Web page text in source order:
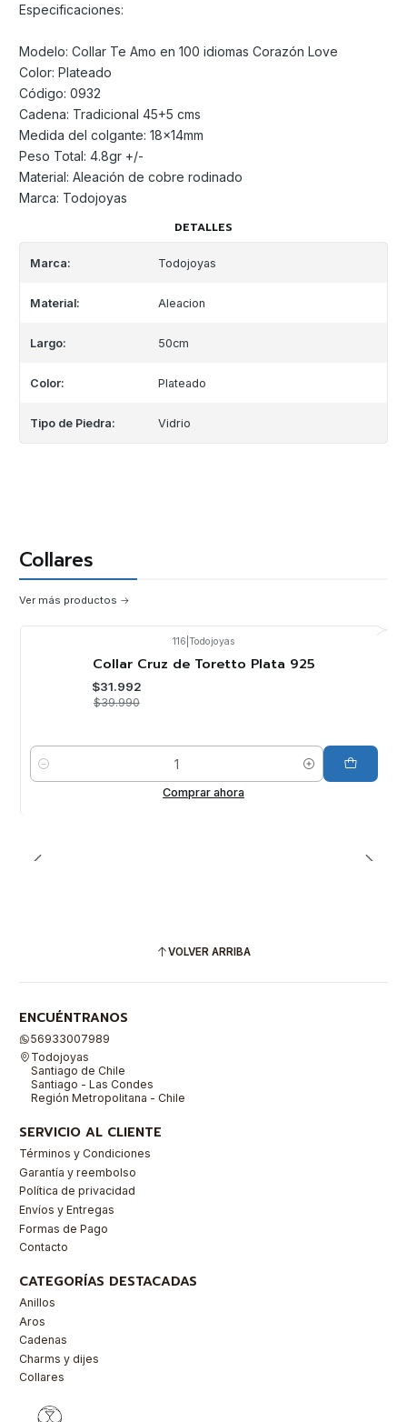
Especificaciones:
Modelo: Collar Te Amo en 100 idiomas Corazón Love
Color: Plateado
Código: 0932
Cadena: Tradicional 45+5 cms
Medida del colgante: 18x14mm
Peso Total: 4.8gr +/-
Material: Aleación de cobre rodinado
Marca: Todojoyas
DETALLES
Marca: Todojoyas
Material: Aleacion
Largo: 50cm
Color: Plateado
Tipo de Piedra: Vidrio
Collares
Ver más productos
116 Todojoyas
Collar Cruz de Toretto Plata 925
$31.992
$39.990
Cantidad
Comprar ahora
VOLVER ARRIBA
ENCUÉNTRANOS
56933007989
Todojoyas
Santiago de Chile
Santiago - Las Condes
Región Metropolitana - Chile
SERVICIO AL CLIENTE
Términos y Condiciones
Garantía y reembolso
Política de privacidad
Envíos y Entregas
Formas de Pago
Contacto
CATEGORÍAS DESTACADAS
Anillos
Aros
Cadenas
Charms y dijes
Collares